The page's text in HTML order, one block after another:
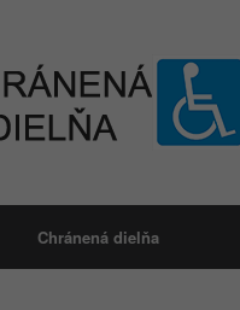
Chránená dielňa